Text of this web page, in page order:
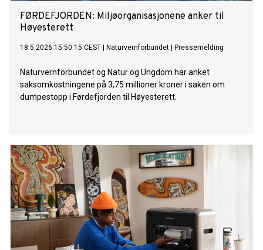
FØRDEFJORDEN: Miljøorganisasjonene anker til
Høyesterett
18.5.2026 15:50:15 CEST Naturvernforbundet Pressemelding
Naturvernforbundet og Natur og Ungdom har anket
saksomkostningene på 3,75 millioner kroner i saken om
dumpestopp i Førdefjorden til Høyesterett.